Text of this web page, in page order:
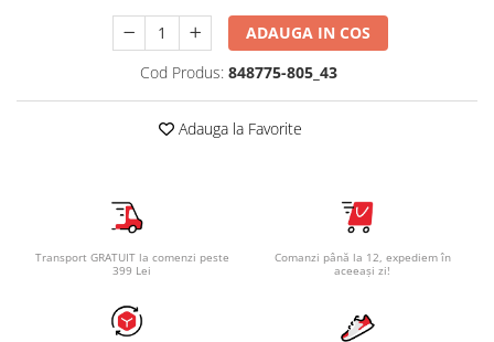
ADAUGA IN COS
Cod Produs: 848775-805_43
Adauga la Favorite
Transport GRATUIT la comenzi peste
399 Lei
Comanzi până la 12, expediem în
aceeași zi!